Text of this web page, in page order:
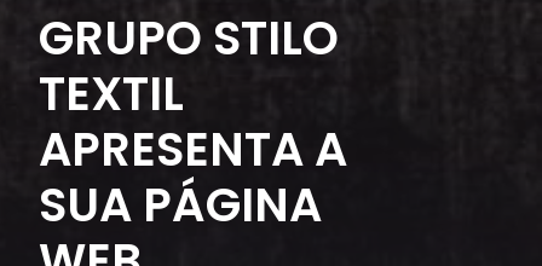
GRUPO STILO
TEXTIL
APRESENTA A
SUA PÁGINA